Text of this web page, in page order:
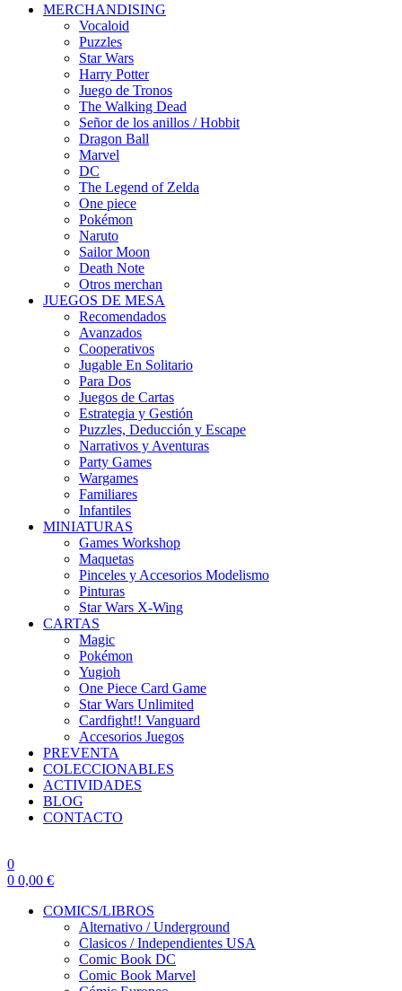
MERCHANDISING
Vocaloid
Puzzles
Star Wars
Harry Potter
Juego de Tronos
The Walking Dead
Señor de los anillos / Hobbit
Dragon Ball
Marvel
DC
The Legend of Zelda
One piece
Pokémon
Naruto
Sailor Moon
Death Note
Otros merchan
JUEGOS DE MESA
Recomendados
Avanzados
Cooperativos
Jugable En Solitario
Para Dos
Juegos de Cartas
Estrategia y Gestión
Puzzles, Deducción y Escape
Narrativos y Aventuras
Party Games
Wargames
Familiares
Infantiles
MINIATURAS
Games Workshop
Maquetas
Pinceles y Accesorios Modelismo
Pinturas
Star Wars X-Wing
CARTAS
Magic
Pokémon
Yugioh
One Piece Card Game
Star Wars Unlimited
Cardfight!! Vanguard
Accesorios Juegos
PREVENTA
COLECCIONABLES
ACTIVIDADES
BLOG
CONTACTO
0
0 0,00 €
COMICS/LIBROS
Alternativo / Underground
Clasicos / Independientes USA
Comic Book DC
Comic Book Marvel